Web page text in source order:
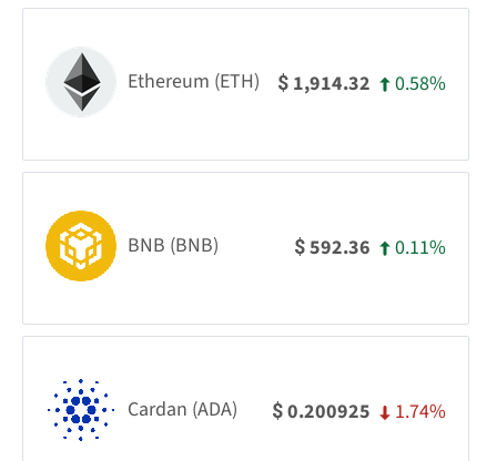
Ethereum (ETH) $ 1,914.32 0.58%
BNB (BNB) $592.36 0.11%
Cardan (ADA) $0.200925 1.74%